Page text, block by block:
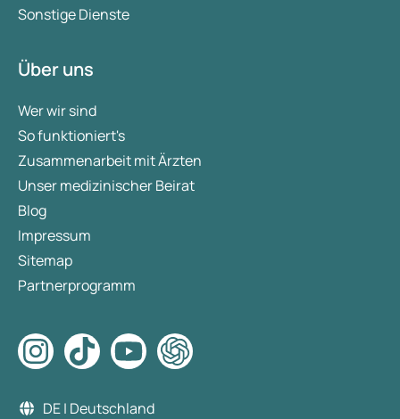
Sonstige Dienste
Über uns
Wer wir sind
So funktioniert's
Zusammenarbeit mit Ärzten
Unser medizinischer Beirat
Blog
Impressum
Sitemap
Partnerprogramm
DE | Deutschland